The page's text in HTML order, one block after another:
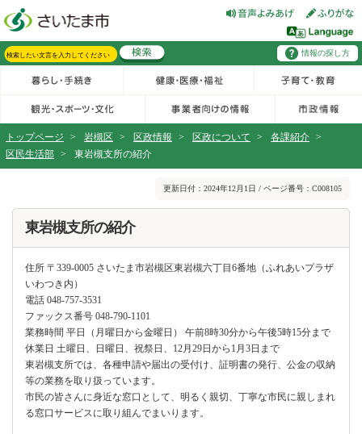
情報の探し方
トップページ > 岩槻区 > 区政情報 > 区政について > 各課紹介 >
区民生活部 > 東岩槻支所の紹介
更新日付：2024年12月1日 / ページ番号：C008105
東岩槻支所の紹介
住所 〒339-0005 さいたま市岩槻区東岩槻六丁目6番地（ふれあいプラザ
いわつき内）
電話 048-757-3531
ファックス番号 048-790-1101
業務時間 平日（月曜日から金曜日） 午前8時30分から午後5時15分まで
休業日 土曜日、日曜日、祝祭日、12月29日から1月3日まで
東岩槻支所では、各種申請や届出の受付け、証明書の発行、公金の収納
等の業務を取り扱っています。
市民の皆さんに身近な窓口として、明るく親切、丁寧な市民に親しまれ
る窓口サービスに取り組んでまいります。